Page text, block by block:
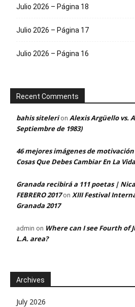
Julio 2026 – Página 18
Julio 2026 – Página 17
Julio 2026 – Página 16
Recent Comments
bahis sitelerion Alexis Argüello vs.
Septiembre de 1983)
46 mejores imágenes de
Cosas Que Debes Cambiar En La
Granada recibirá a 111 poetas |
FEBRERO 2017on XIII Festival
Granada 2017
admin on Where can I see Fourth of
L.A. area?
Archives
July 2026